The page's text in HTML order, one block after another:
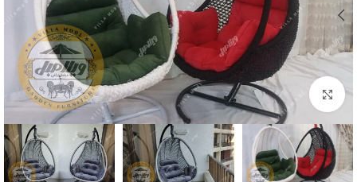
برای بزرگنمایی کلیک کنید